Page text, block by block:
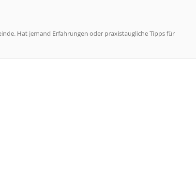
Hat jemand Erfahrungen oder praxistaugliche Tipps für